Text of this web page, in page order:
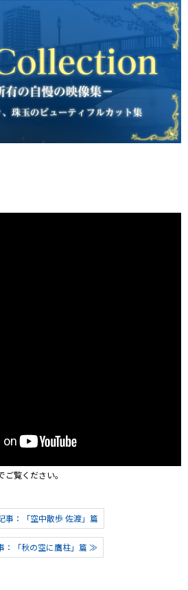
覧ください。
事：「空中散歩 佐渡」篇
：「秋の空に鷹柱」篇 ≫